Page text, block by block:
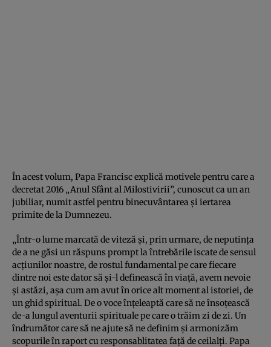
În acest volum, Papa Francisc explică motivele pentru care a
decretat 2016 „Anul Sfânt al Milostivirii”, cunoscut ca un an
jubiliar, numit astfel pentru binecuvântarea şi iertarea
primite de la Dumnezeu.
„Într-o lume marcată de viteză şi, prin urmare, de neputinţa
de a ne găsi un răspuns prompt la întrebările iscate de sensul
acţiunilor noastre, de rostul fundamental pe care fiecare
dintre noi este dator să şi-l definească în viaţă, avem nevoie
şi astăzi, aşa cum am avut în orice alt moment al istoriei, de
un ghid spiritual. De o voce înţeleaptă care să ne însoţească
de-a lungul aventurii spirituale pe care o trăim zi de zi. Un
îndrumător care să ne ajute să ne definim şi armonizăm
scopurile în raport cu responsablitatea faţă de ceilalţi. Papa